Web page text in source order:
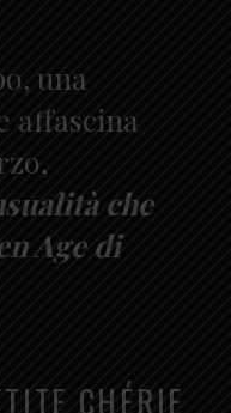
una
affascina
che
Age di
CHÉRIE